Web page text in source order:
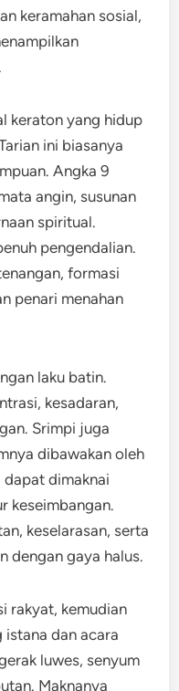
keramahan sosial,
keraton yang hidup
ini biasanya
Angka 9
angin, susunan
spiritual.
pengendalian.
formasi
penari menahan
laku batin.
kesadaran,
Srimpi juga
dibawakan oleh
dimaknai
keseimbangan.
keselarasan, serta
dengan gaya halus.
rakyat, kemudian
dan acara
luwes, senyum
Maknanya